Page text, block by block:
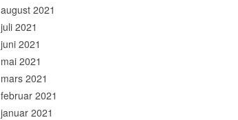
august 2021
juli 2021
juni 2021
mai 2021
mars 2021
februar 2021
januar 2021